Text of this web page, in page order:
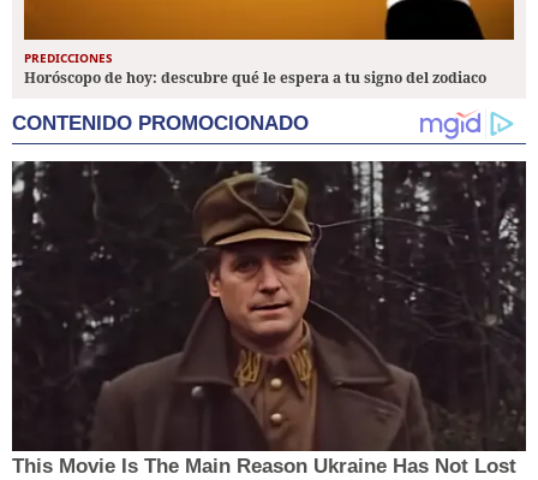
PREDICCIONES
Horóscopo de hoy: descubre qué le espera a tu signo del zodiaco
CONTENIDO PROMOCIONADO
This Movie Is The Main Reason Ukraine Has Not Lost